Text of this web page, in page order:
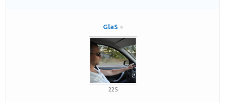
GlaS
225